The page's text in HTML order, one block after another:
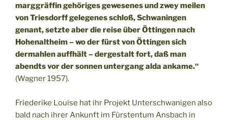
marggräffin gehöriges gewesenes und zwey meilen
von Triesdorff gelegenes schloß, Schwaningen
genant, setzte aber die reise über Öttingen nach
Hohenaltheim – wo der fürst von Öttingen sich
dermahlen auffhält – dergestalt fort, daß man
abendts vor der sonnen untergang alda ankame.“
(Wagner 1957).
Friederike Louise hat ihr Projekt Unterschwanigen also
bald nach ihrer Ankunft im Fürstentum Ansbach in